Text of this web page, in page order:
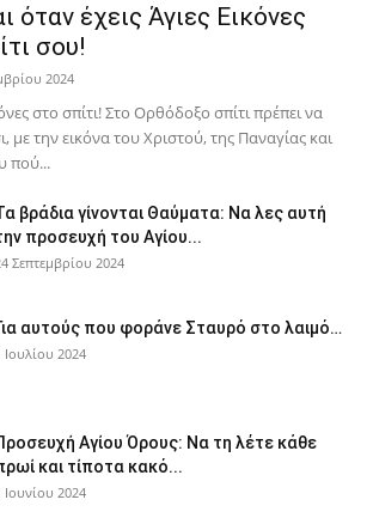
όταν έχεις Άγιες Εικόνες
σου!
2024
στο σπίτι! Στο Ορθόδοξο σπίτι πρέπει να
με την εικόνα του Χριστού, της Παν­αγίας και
πού...
βράδια γίνονται Θαύματα: Να λες αυτή
προσευχή του Αγίου...
Σεπτεμβρίου 2024
αυτούς που φοράνε Σταυρό στο λαιμό…
Ιουλίου 2024
Αγίου Όρους: Να τη λέτε κάθε
και τίποτα κακό...
Ιουνίου 2024